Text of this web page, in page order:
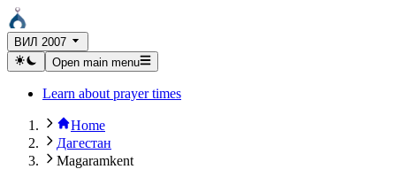
ВИЛ 2007
Open main menu
Learn about prayer times
Home
Дагестан
Magaramkent